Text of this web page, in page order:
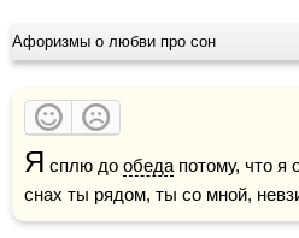
Афоризмы о любви про сон
Я сплю до обеда потому, что я
снах ты рядом, ты со мной,